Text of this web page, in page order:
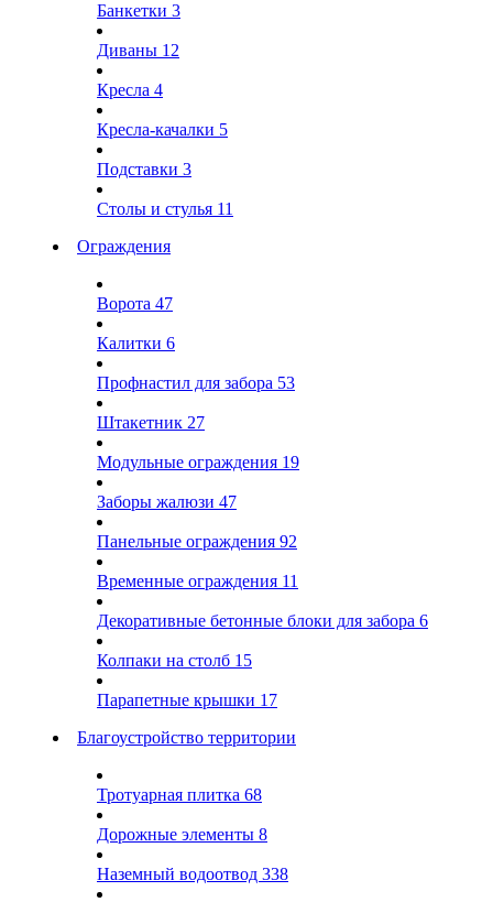
Банкетки 3
Диваны 12
Кресла 4
Кресла-качалки 5
Подставки 3
Столы и стулья 11
Ограждения
Ворота 47
Калитки 6
Профнастил для забора 53
Штакетник 27
Модульные ограждения 19
Заборы жалюзи 47
Панельные ограждения 92
Временные ограждения 11
Декоративные бетонные блоки для забора 6
Колпаки на столб 15
Парапетные крышки 17
Благоустройство территории
Тротуарная плитка 68
Дорожные элементы 8
Наземный водоотвод 338